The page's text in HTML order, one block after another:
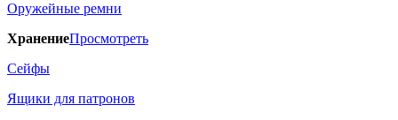
Оружейные ремни
ХранениеПросмотреть
Сейфы
Ящики для патронов